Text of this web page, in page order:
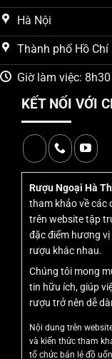
1. Tại
Raynand
cho Tết
Khi thị trường quà
Pháp Raynandvẫn
Hà Nội
Thành phố Hồ Chí
Giờ làm việc:
KẾT NỐI VỚI
Rượu Ngoại Hà
tham khảo về các
trên website tập
đặc điểm hương
rượu khác nhau.
Chúng tôi mong
tin hữu ích, giúp
rượu trở nên dễ
Nội dung trên
và kiến thức tham
tổ chức bán lẻ đồ